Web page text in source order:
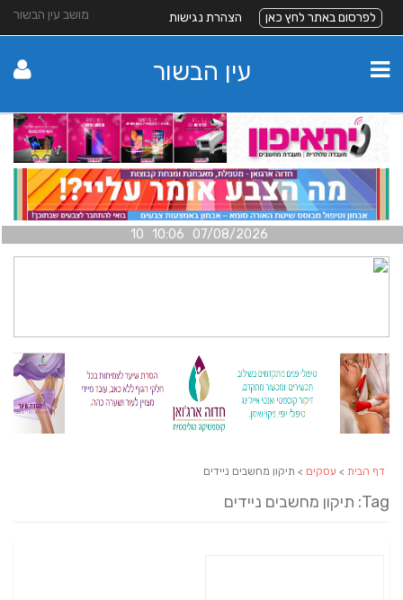
מושב עין הבשור לפרסום באתר לחץ כאן הצהרת נגישות
עין הבשור
07/08/2026 10:06 10
דף הבית > עסקים > תיקון מחשבים ניידים
Tag: תיקון מחשבים ניידים